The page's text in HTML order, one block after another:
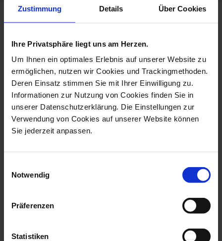
Zustimmung Details Über Cookies
Ihre Privatsphäre liegt uns am Herzen.
Um Ihnen ein optimales Erlebnis auf unserer Website zu
ermöglichen, nutzen wir Cookies und Trackingmethoden.
Deren Einsatz stimmen Sie mit Ihrer Einwilligung zu.
Informationen zur Nutzung von Cookies finden Sie in
unserer Datenschutzerklärung. Die Einstellungen zur
Verwendung von Cookies auf unserer Website können
Sie jederzeit anpassen.
Notwendig
Präferenzen
Statistiken
more products from the monkey
Crested Baboon Pl...
$8,334.00
Monkey Orchestra